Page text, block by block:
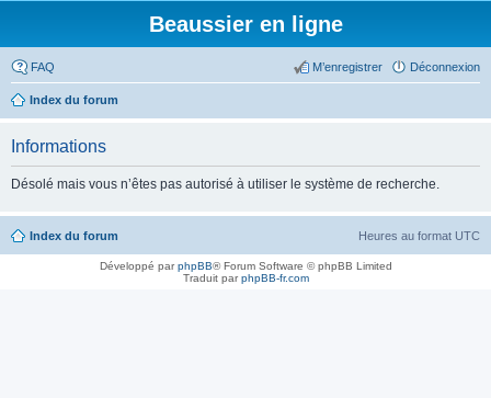
Beaussier en ligne
FAQ Déconnexion
M’enregistrer
Index du forum
Informations
Désolé mais vous n’êtes pas autorisé à utiliser le système de recherche.
Index du forum Heures au format UTC
Développé parphpBB® Forum Software © phpBB Limited
Traduit parphpBB-fr.com